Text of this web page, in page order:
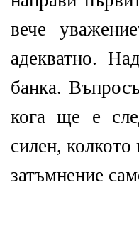
вече
адекватно.
банка.
кога ще е
силен,
затъмнение